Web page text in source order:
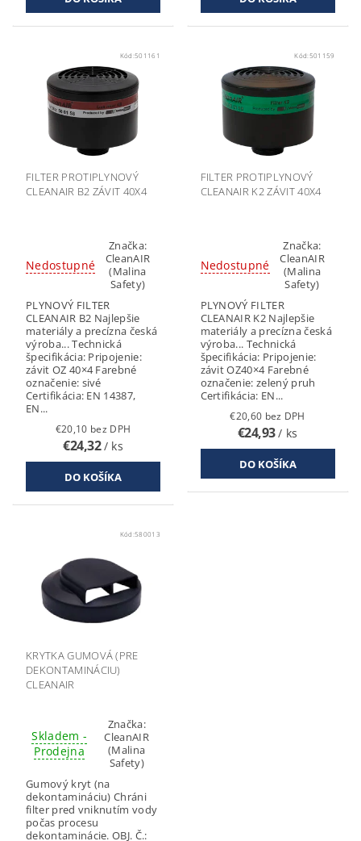
Kód:501161
FILTER PROTIPLYNOVÝ
CLEANAIR B2 ZÁVIT 40X4
Nedostupné
Značka:
CleanAIR
(Malina
Safety)
PLYNOVÝ FILTER
CLEANAIR B2 Najlepšie
materiály a precízna česká
výroba... Technická
špecifikácia: Pripojenie:
závit OZ 40×4 Farebné
označenie: sivé
Certifikácia: EN 14387,
EN...
€20,10 bez DPH
€24,32/ ks
Kód: 501159
FILTER PROTIPLYNOVÝ
CLEANAIR K2 ZÁVIT 40X4
Nedostupné
Značka:
CleanAIR
(Malina
Safety)
PLYNOVÝ FILTER
CLEANAIR K2 Najlepšie
materiály a precízna česká
výroba... Technická
špecifikácia: Pripojenie:
závit OZ40×4 Farebné
označenie: zelený pruh
Certifikácia: EN...
€20,60 bez DPH
€24,93/ ks
Kód:580013
KRYTKA GUMOVÁ (PRE
DEKONTAMINÁCIU)
CLEANAIR
Skladem -
Prodejna
Značka:
CleanAIR
(Malina
Safety)
Gumový kryt (na
dekontamináciu) Chráni
filter pred vniknutím vody
počas procesu
dekontaminácie. OBJ. Č.: